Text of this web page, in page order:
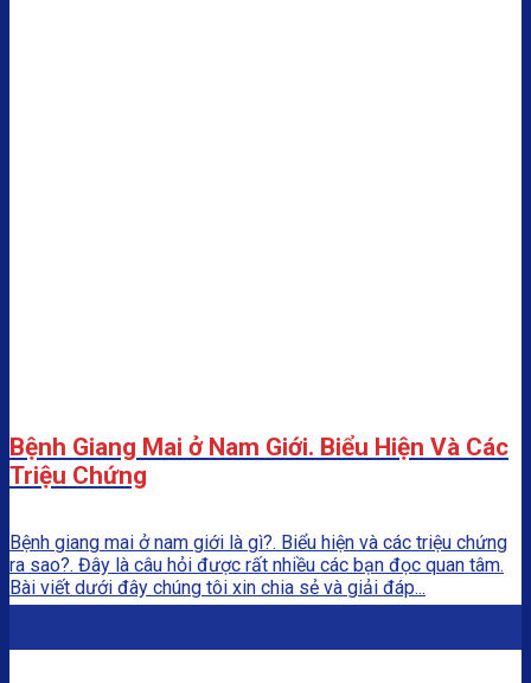
Bệnh Giang Mai ở Nam Giới. Biểu Hiện Và Các
Triệu Chứng
Bệnh giang mai ở nam giới là gì?. Biểu hiện và các triệu chứng
ra sao?. Đây là câu hỏi được rất nhiều các bạn đọc quan tâm.
Bài viết dưới đây chúng tôi xin chia sẻ và giải đáp...